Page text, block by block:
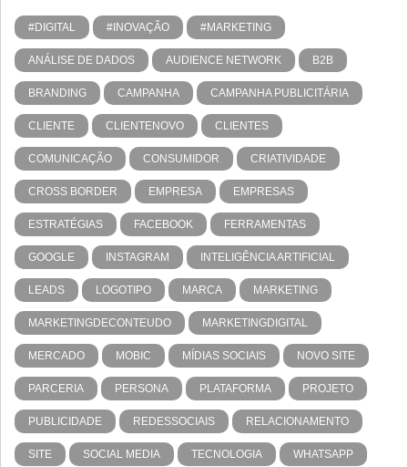
#DIGITAL #INOVAÇÃO #MARKETING
ANÁLISE DE DADOS AUDIENCE NETWORK B2B
BRANDING CAMPANHA CAMPANHA PUBLICITÁRIA
CLIENTE CLIENTENOVO CLIENTES
COMUNICAÇÃO CONSUMIDOR CRIATIVIDADE
CROSS BORDER EMPRESA EMPRESAS
ESTRATÉGIAS FACEBOOK FERRAMENTAS
GOOGLE INSTAGRAM INTELIGÊNCIA ARTIFICIAL
LEADS LOGOTIPO MARCA MARKETING
MARKETINGDECONTEUDO MARKETINGDIGITAL
MERCADO MOBIC MÍDIAS SOCIAIS NOVO SITE
PARCERIA PERSONA PLATAFORMA PROJETO
PUBLICIDADE REDESSOCIAIS RELACIONAMENTO
SITE SOCIAL MEDIA TECNOLOGIA WHATSAPP